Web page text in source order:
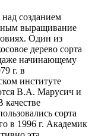
созданием
выращивание
Один из
дерево сорта
начинающему
г. в
институте
В.А. Марусич и
качестве
сорта
в 1996 г. Академик